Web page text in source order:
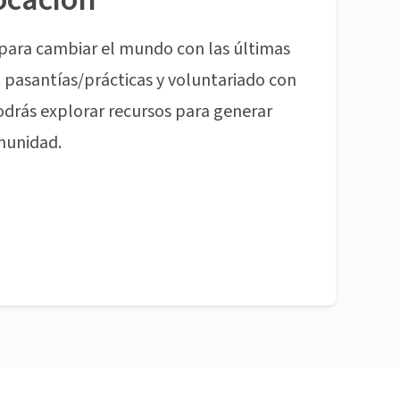
cambiar el mundo con las últimas
prácticas y voluntariado con
explorar recursos para generar